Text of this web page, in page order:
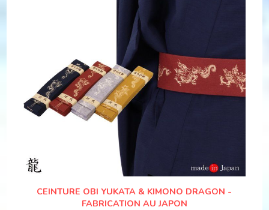
CEINTURE OBI YUKATA & KIMONO DRAGON -
FABRICATION AU JAPON